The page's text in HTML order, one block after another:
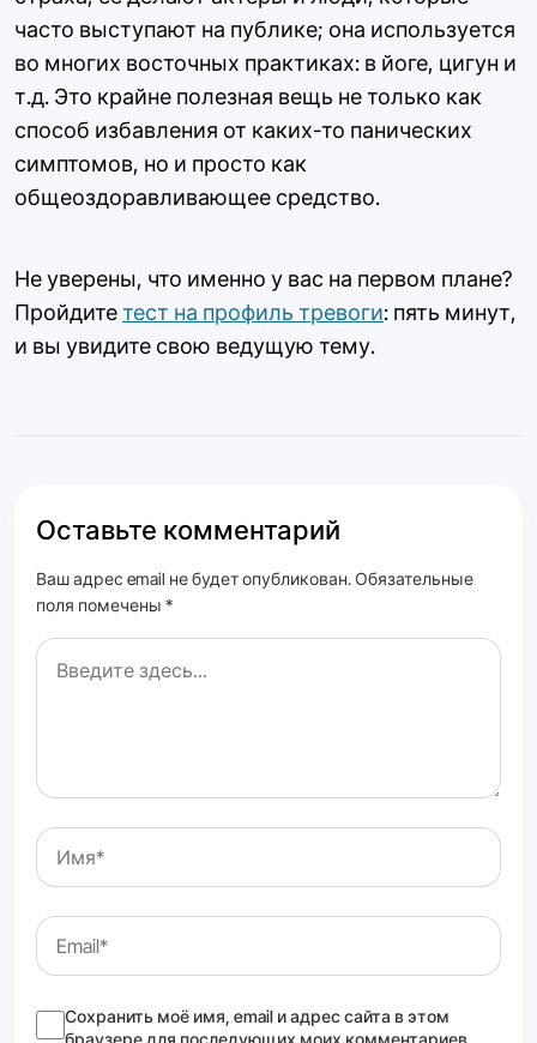
часто выступают на публике; она используется
во многих восточных практиках: в йоге, цигун и
т.д. Это крайне полезная вещь не только как
способ избавления от каких-то панических
симптомов, но и просто как
общеоздоравливающее средство.
Не уверены, что именно у вас на первом плане?
Пройдитетест на профиль тревоги: пять минут,
и вы увидите свою ведущую тему.
Оставьте комментарий
Ваш адрес email не будет опубликован. Обязательные
поля помечены *
Сохранить моё имя, email и адрес сайта в этом
браузере для последующих моих комментариев.